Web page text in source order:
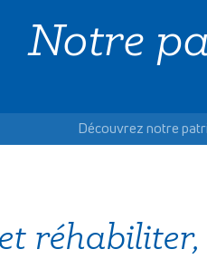
Notre
Découvrez notre
réhabiliter,